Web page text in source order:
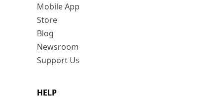
Mobile App
Store
Blog
Newsroom
Support Us
HELP